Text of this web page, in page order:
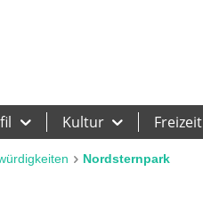
Kultur Freizeit
Nordsternpark